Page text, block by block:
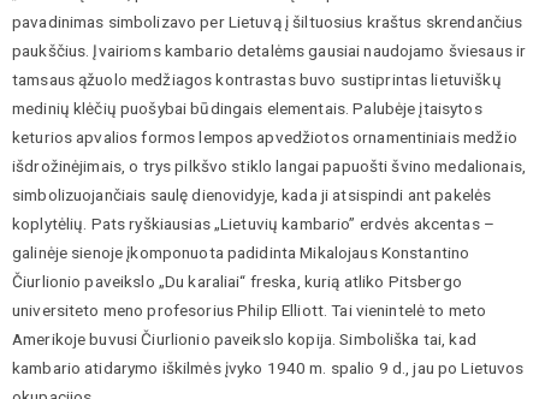
pavadinimas simbolizavo per Lietuvą į šiltuosius kraštus skrendančius
paukščius. Įvairioms kambario detalėms gausiai naudojamo šviesaus ir
tamsaus ąžuolo medžiagos kontrastas buvo sustiprintas lietuviškų
medinių klėčių puošybai būdingais elementais. Palubėje įtaisytos
keturios apvalios formos lempos apvedžiotos ornamentiniais medžio
išdrožinėjimais, o trys pilkšvo stiklo langai papuošti švino medalionais,
simbolizuojančiais saulę dienovidyje, kada ji atsispindi ant pakelės
koplytėlių. Pats ryškiausias „Lietuvių kambario” erdvės akcentas –
galinėje sienoje įkomponuota padidinta Mikalojaus Konstantino
Čiurlionio paveikslo „Du karaliai“ freska, kurią atliko Pitsbergo
universiteto meno profesorius Philip Elliott. Tai vienintelė to meto
Amerikoje buvusi Čiurlionio paveikslo kopija. Simboliška tai, kad
kambario atidarymo iškilmės įvyko 1940 m. spalio 9 d., jau po Lietuvos